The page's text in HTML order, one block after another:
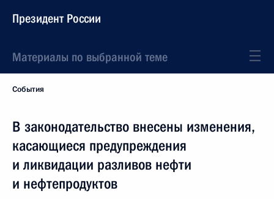
Президент России
Материалы по выбранной теме
События
В законодательство внесены изменения,
касающиеся предупреждения
и ликвидации разливов нефти
и нефтепродуктов